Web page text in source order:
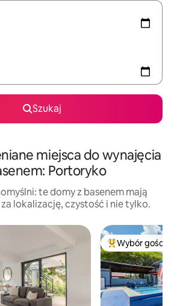
Szukaj
miejsca do wynajęcia
Portoryko
te domy z basenem mają
lokalizację, czystość i nie tylko.
kategorii Wybór gości Wybór gości